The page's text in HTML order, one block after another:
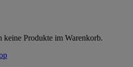
keine Produkte im Warenkorb.